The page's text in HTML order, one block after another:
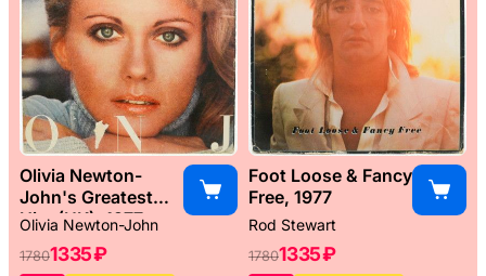
Olivia Newton-
John's Greatest
Hits (UK), 1977
Olivia Newton-John
17801335 ₽
Foot Loose & Fancy
Free, 1977
Rod Stewart
17801335 ₽